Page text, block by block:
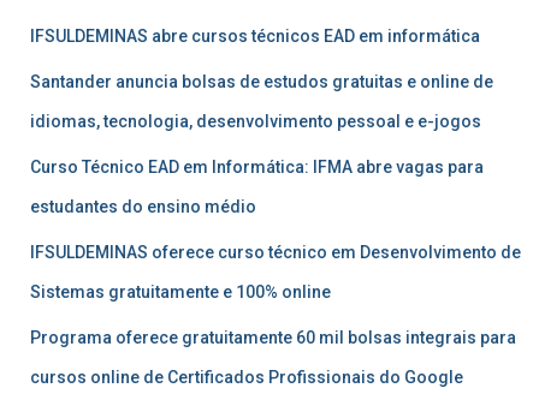
IFSULDEMINAS abre cursos técnicos EAD em informática
Santander anuncia bolsas de estudos gratuitas e online de
idiomas, tecnologia, desenvolvimento pessoal e e-jogos
Curso Técnico EAD em Informática: IFMA abre vagas para
estudantes do ensino médio
IFSULDEMINAS oferece curso técnico em Desenvolvimento de
Sistemas gratuitamente e 100% online
Programa oferece gratuitamente 60 mil bolsas integrais para
cursos online de Certificados Profissionais do Google